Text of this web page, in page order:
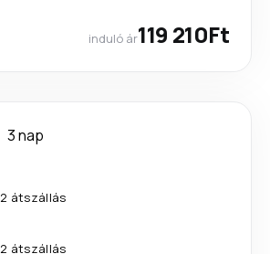
induló ár119 210Ft
3 nap
2 átszállás
2 átszállás